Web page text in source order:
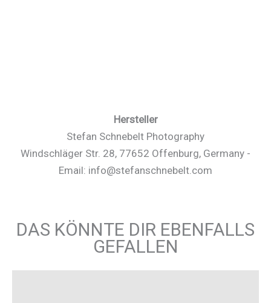
Hersteller
Stefan Schnebelt Photography
Windschläger Str. 28, 77652 Offenburg, Germany -
Email: info@stefanschnebelt.com
DAS KÖNNTE DIR EBENFALLS
GEFALLEN